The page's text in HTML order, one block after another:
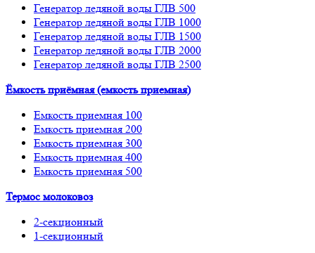
Генератор ледяной воды ГЛВ 500
Генератор ледяной воды ГЛВ 1000
Генератор ледяной воды ГЛВ 1500
Генератор ледяной воды ГЛВ 2000
Генератор ледяной воды ГЛВ 2500
Ёмкость приёмная (емкость приемная)
Емкость приемная 100
Емкость приемная 200
Емкость приемная 300
Емкость приемная 400
Емкость приемная 500
Термос молоковоз
2-секционный
1-секционный